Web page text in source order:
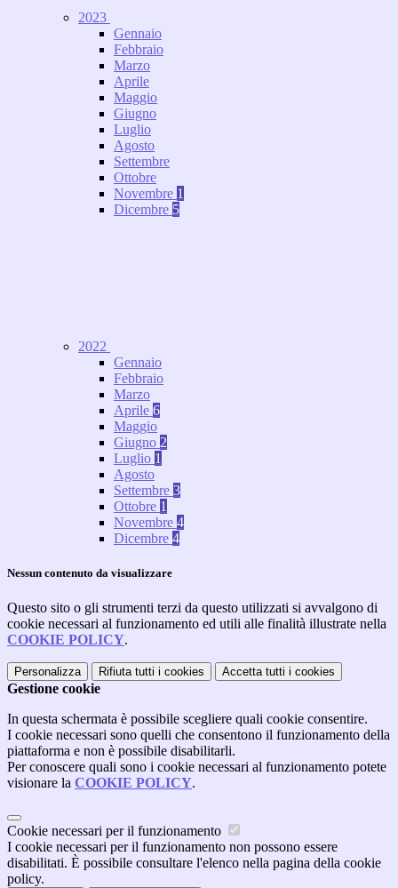
2023
Gennaio
Febbraio
Marzo
Aprile
Maggio
Giugno
Luglio
Agosto
Settembre
Ottobre
Novembre 1
Dicembre 5
2022
Gennaio
Febbraio
Marzo
Aprile 6
Maggio
Giugno 2
Luglio 1
Agosto
Settembre 3
Ottobre 1
Novembre 4
Dicembre 4
Nessun contenuto da visualizzare
Questo sito o gli strumenti terzi da questo utilizzati si avvalgono di
cookie necessari al funzionamento ed utili alle finalità illustrate nella
COOKIE POLICY.
Personalizza Rifiuta tutti i cookies Accetta tutti i cookies
Gestione cookie
In questa schermata è possibile scegliere quali cookie consentire.
I cookie necessari sono quelli che consentono il funzionamento della
piattaforma e non è possibile disabilitarli.
Per conoscere quali sono i cookie necessari al funzionamento potete
visionare la COOKIE POLICY.
Cookie necessari per il funzionamento
I cookie necessari per il funzionamento non possono essere
disabilitati. È possibile consultare l'elenco nella pagina della cookie
policy.